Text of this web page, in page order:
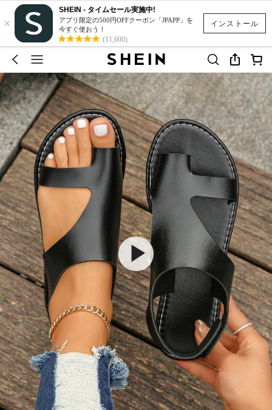
インストール
×
SHEIN - タイムセール実施中!
アプリ限定の500円OFFクーポン「JPAPP」を
今すぐ使おう！
(11,600)